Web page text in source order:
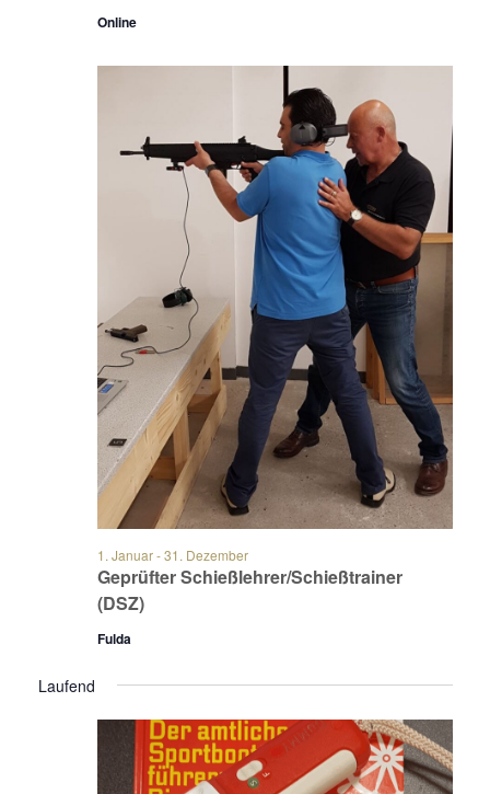
Online
Geprüfter Schießlehrer/Schießtrainer
(DSZ)
1. Januar-31. Dezember
Fulda
Laufend